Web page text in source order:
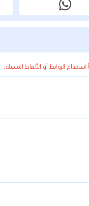
الروابط أو الألفاظ المسيئة.